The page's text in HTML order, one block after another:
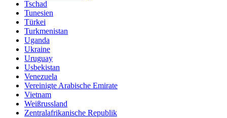
Tschad
Tunesien
Türkei
Turkmenistan
Uganda
Ukraine
Uruguay
Usbekistan
Venezuela
Vereinigte Arabische Emirate
Vietnam
Weißrussland
Zentralafrikanische Republik